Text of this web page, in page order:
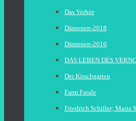
Das Verhör
Dämonen-2018
Dämonen-2016
DAS LEBEN DES
Der Kirschgarten
Farm Fatale
Friedrich Schiller; Maria